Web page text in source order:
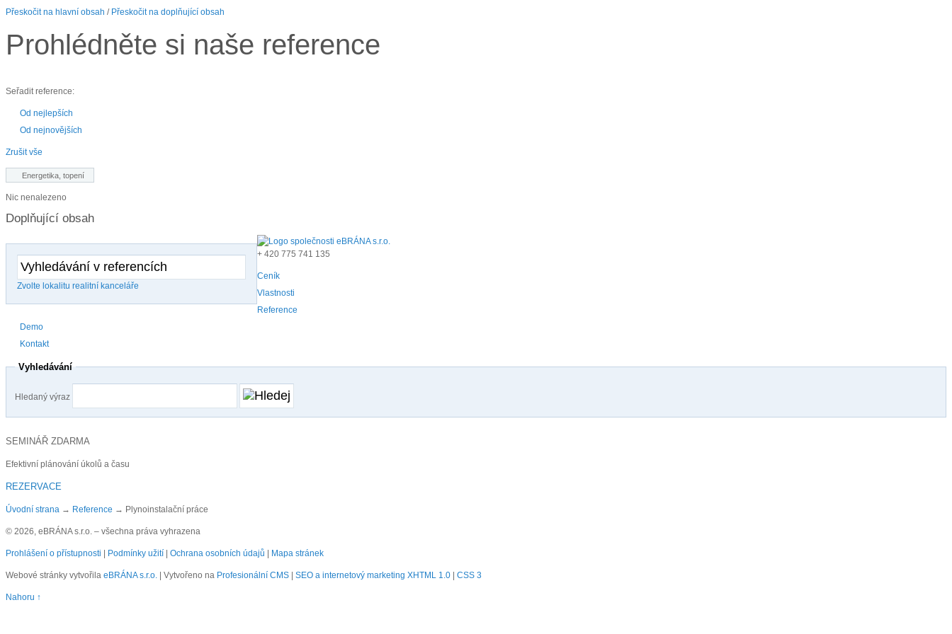
Přeskočit na hlavní obsah / Přeskočit na doplňující obsah
Prohlédněte si naše reference
Seřadit reference:
Od nejlepších
Od nejnovějších
Zrušit vše
Energetika, topení
Nic nenalezeno
Doplňující obsah
Zvolte lokalitu realitní kanceláře
+ 420 775 741 135
Ceník
Vlastnosti
Reference
Demo
Kontakt
Vyhledávání
Hledaný výraz
SEMINÁŘ ZDARMA
Efektivní plánování úkolů a času
REZERVACE
Úvodní strana → Reference → Plynoinstalační práce
© 2026, eBRÁNA s.r.o. – všechna práva vyhrazena
Prohlášení o přístupnosti Podmínky užití Ochrana osobních údajů Mapa stránek
Webové stránky vytvořila eBRÁNA s.r.o. | Vytvořeno na Profesionální CMS SEO a internetový marketing XHTML 1.0 CSS 3
Nahoru ↑